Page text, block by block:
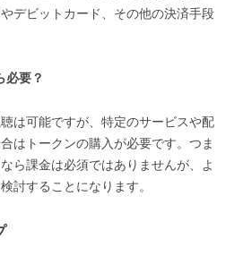
デビットカード、その他の決済手段
要？
は可能ですが、特定のサービスや配
はトークンの購入が必要です。つま
ら課金は必須ではありませんが、よ
討することになります。